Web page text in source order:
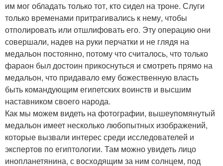
им мог обладать только тот, кто сидел на троне. Слуги
только временами притрагивались к нему, чтобы
отполировать или отшлифовать его. Эту операцию они
совершали, надев на руки перчатки и не глядя на
медальон постоянно, потому что считалось, что только
фараон был достоин прикоснуться и смотреть прямо на
медальон, что придавало ему божественную власть
быть командующим египетских воинств и высшим
наставником своего народа.
Как мы можем видеть на фотографии, вышеупомянутый
медальон имеет несколько любопытных изображений,
которые вызвали интерес среди исследователей и
экспертов по египтологии. Там можно увидеть лицо
инопланетянина, с восходящим за ним солнцем, под